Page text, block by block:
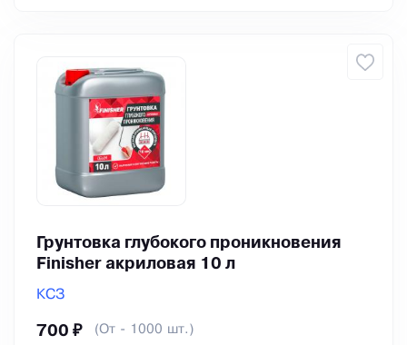
Грунтовка глубокого проникновения
Finisher акриловая 10 л
КСЗ
700 ₽ (От - 1000 шт.)